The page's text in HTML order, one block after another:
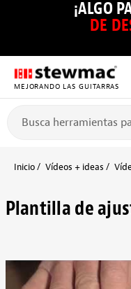
¡ALGO
DE
MEJORANDO LAS GUITARRAS
Inicio Vídeos + ideas
Plantilla de